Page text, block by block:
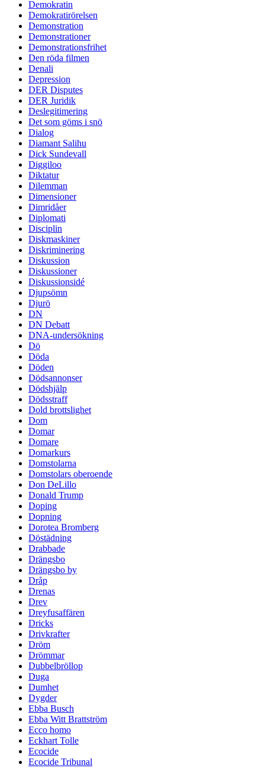
Demokratin
Demokratirörelsen
Demonstration
Demonstrationer
Demonstrationsfrihet
Den röda filmen
Denali
Depression
DER Disputes
DER Juridik
Deslegitimering
Det som göms i snö
Dialog
Diamant Salihu
Dick Sundevall
Diggiloo
Diktatur
Dilemman
Dimensioner
Dimridåer
Diplomati
Disciplin
Diskmaskiner
Diskriminering
Diskussion
Diskussioner
Diskussionsidé
Djupsömn
Djurö
DN
DN Debatt
DNA-undersökning
Dö
Döda
Döden
Dödsannonser
Dödshjälp
Dödsstraff
Dold brottslighet
Dom
Domar
Domare
Domarkurs
Domstolarna
Domstolars oberoende
Don DeLillo
Donald Trump
Doping
Dopning
Dorotea Bromberg
Döstädning
Drabbade
Drängsbo
Drängsbo by
Dråp
Drenas
Drev
Dreyfusaffären
Dricks
Drivkrafter
Dröm
Drömmar
Dubbelbröllop
Duga
Dumhet
Dygder
Ebba Busch
Ebba Witt Brattström
Ecco homo
Eckhart Tolle
Ecocide
Ecocide Tribunal